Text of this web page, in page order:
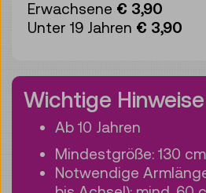
Erwachsene € 3,90
Unter 19 Jahren € 3,90
Wichtige Hinweise
Ab 10 Jahren
Mindestgröße: 130 cm
Notwendige